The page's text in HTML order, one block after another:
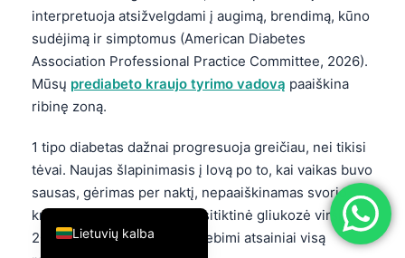
interpretuoja atsižvelgdami į augimą, brendimą, kūno
sudėjimą ir simptomus (American Diabetes
Association Professional Practice Committee, 2026).
Mūsų prediabeto kraujo tyrimo vadovą paaiškina
ribinę zoną.
1 tipo diabetas dažnai progresuoja greičiau, nei tikisi
tėvai. Naujas šlapinimasis į lovą po to, kai vaikas buvo
sausas, gėrimas per naktį, nepaaiškinamas svorio
kritimas ir nuovargis, kai atsitiktinė gliukozė viršija
200 mg/dL, neturėtų būti stebimi atsainiai visą
Lietuvių kalba
English
Deutsch
العربية
Français
עִבְרִית
Italiano
Español